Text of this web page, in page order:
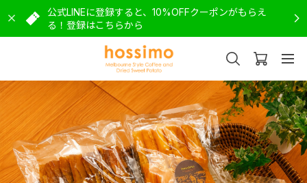
公式LINEに登録すると、10%OFFクーポンがもらえ
る！登録はこちらから